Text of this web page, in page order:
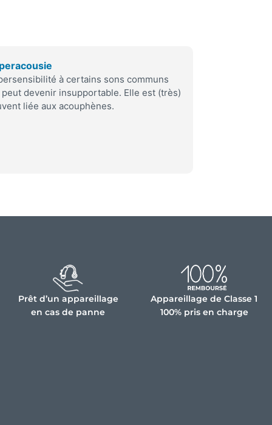
à certains sons communs
devenir insupportable. Elle est (très)
liée aux acouphènes.
Prêt d’un appareillage
en cas de panne
Appareillage de Classe 1
100% pris en charge